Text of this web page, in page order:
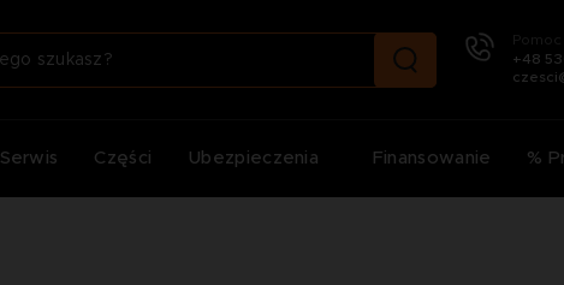
+48
Serwis Części Ubezpieczenia Finansowanie %